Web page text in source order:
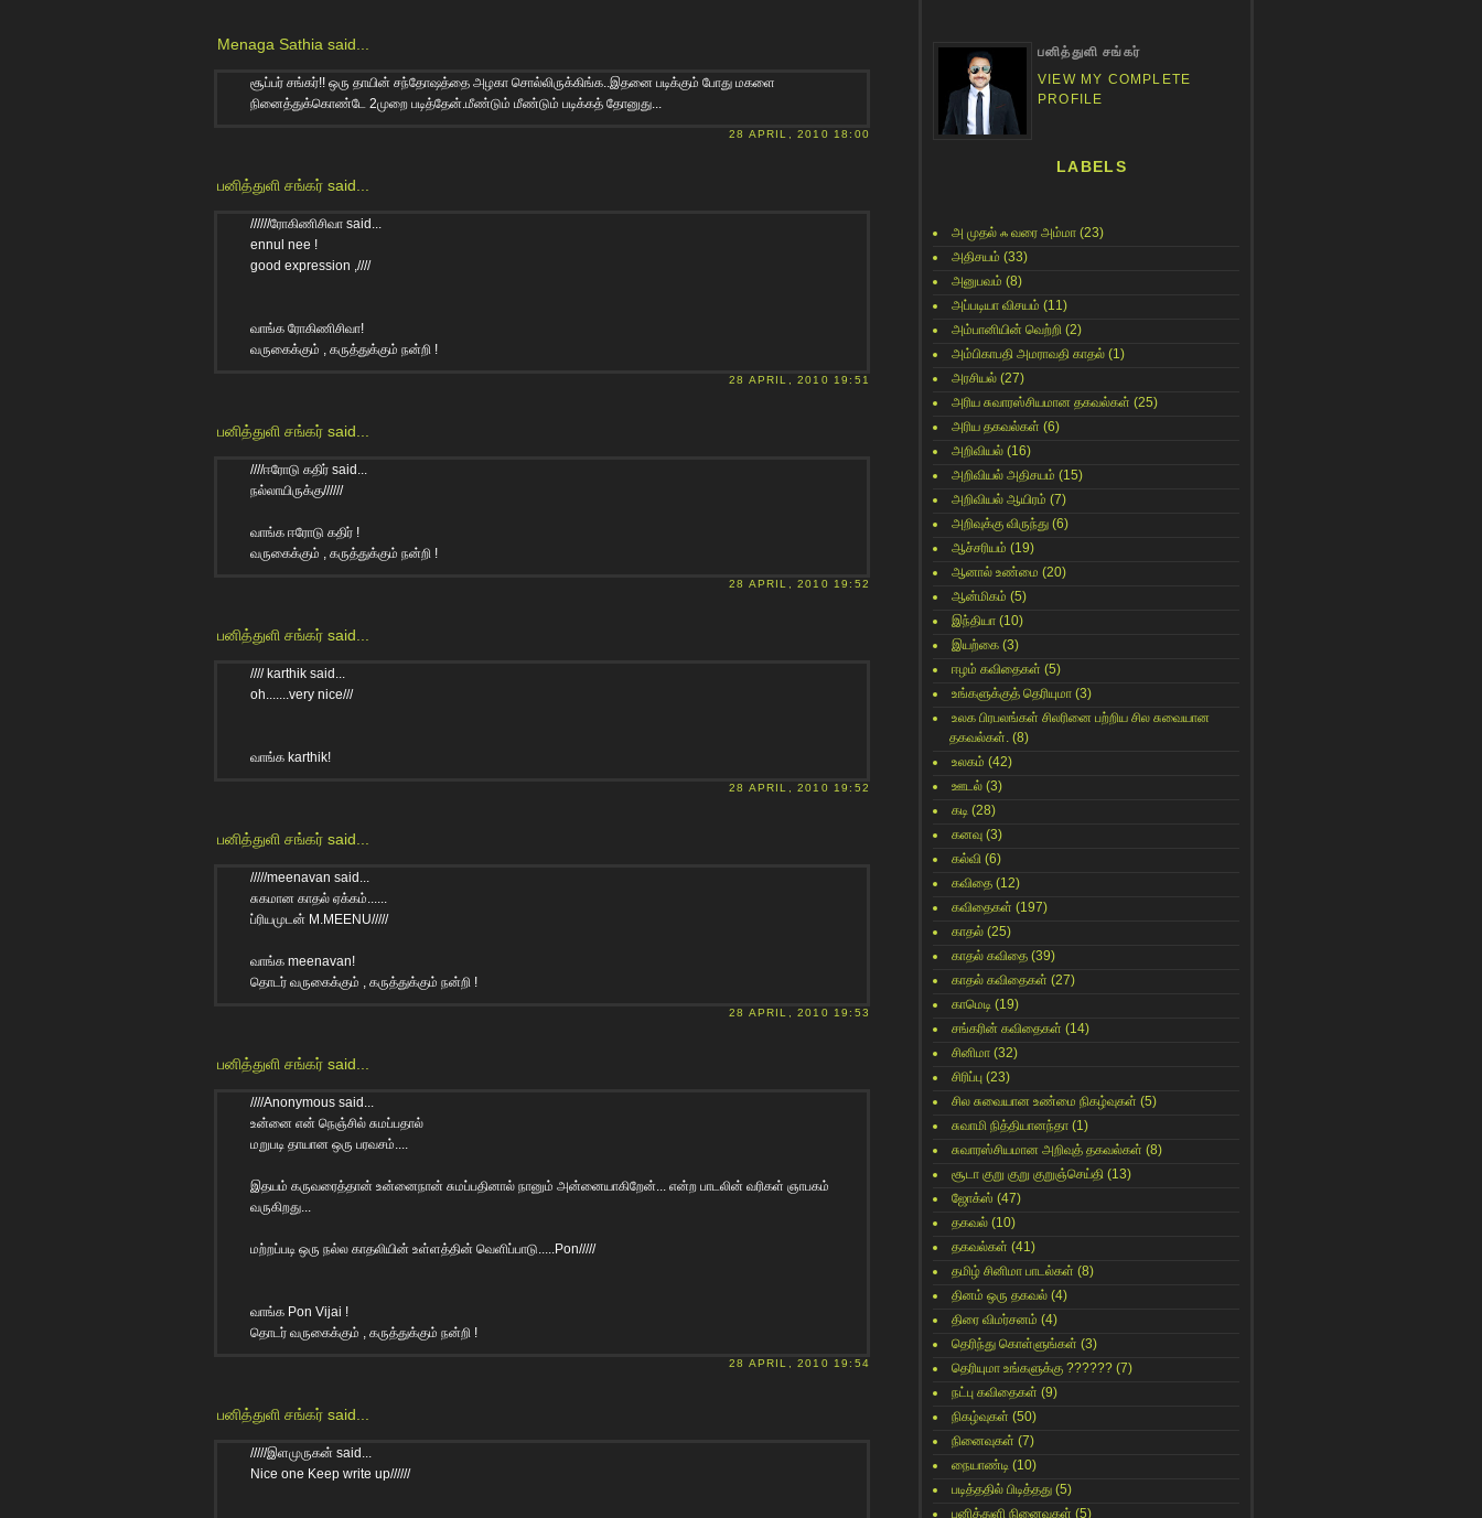
Menaga Sathia said...
சூப்பர் சங்கர்!! ஒரு தாயின் சந்தோஷத்தை அழகா சொல்லிருக்கிங்க..இதனை படிக்கும் போது மகளை
நினைத்துக்கொண்டே 2முறை படித்தேன்.மீண்டும் மீண்டும் படிக்கத் தோனுது...
28 APRIL, 2010 18:00
பனித்துளி சங்கர் said...
//////ரோகிணிசிவா said...
ennul nee !
good expression ,////
வாங்க ரோகிணிசிவா!
வருகைக்கும் , கருத்துக்கும் நன்றி !
28 APRIL, 2010 19:51
பனித்துளி சங்கர் said...
////ஈரோடு கதிர் said...
நல்லாயிருக்கு//////
வாங்க ஈரோடு கதிர் !
வருகைக்கும் , கருத்துக்கும் நன்றி !
28 APRIL, 2010 19:52
பனித்துளி சங்கர் said...
//// karthik said...
oh.......very nice///
வாங்க karthik!
28 APRIL, 2010 19:52
பனித்துளி சங்கர் said...
/////meenavan said...
சுகமான காதல் ஏக்கம்......
ப்ரியமுடன் M.MEENU/////
வாங்க meenavan!
தொடர் வருகைக்கும் , கருத்துக்கும் நன்றி !
28 APRIL, 2010 19:53
பனித்துளி சங்கர் said...
////Anonymous said...
உன்னை என் நெஞ்சில் சுமப்பதால்
மறுபடி தாயான ஒரு பரவசம்....
இத‌ய‌ம் கருவரைத்தான் உன்னைநான் சும‌ப்ப‌தினால் நானும் அன்னையாகிறேன்... என்ற‌ பாட‌லின் வ‌ரிக‌ள் ஞாப‌க‌ம்
வ‌ருகிற‌து...
மற்றப்படி ஒரு நல்ல காதலியின் உள்ளத்தின் வெளிப்பாடு.....Pon/////
வாங்க Pon Vijai !
தொடர் வருகைக்கும் , கருத்துக்கும் நன்றி !
28 APRIL, 2010 19:54
பனித்துளி சங்கர் said...
/////இளமுருகன் said...
Nice one Keep write up//////
பனித்துளி சங்கர்
VIEW MY COMPLETE
PROFILE
LABELS
அ முதல் ஃ வரை அம்மா (23)
அதிசயம் (33)
அனுபவம் (8)
அப்படியா விசயம் (11)
அம்பானியின் வெற்றி (2)
அம்பிகாபதி அமராவதி காதல் (1)
அரசியல் (27)
அரிய சுவாரஸ்சியமான தகவல்கள் (25)
அரிய தகவல்கள் (6)
அறிவியல் (16)
அறிவியல் அதிசயம் (15)
அறிவியல் ஆயிரம் (7)
அறிவுக்கு விருந்து (6)
ஆச்சரியம் (19)
ஆனால் உண்மை (20)
ஆன்மிகம் (5)
இந்தியா (10)
இயற்கை (3)
ஈழம் கவிதைகள் (5)
உங்களுக்குத் தெரியுமா (3)
உலக பிரபலங்கள் சிலரினை பற்றிய சில சுவையான
தகவல்கள். (8)
உலகம் (42)
ஊடல் (3)
கடி (28)
கனவு (3)
கல்வி (6)
கவிதை (12)
கவிதைகள் (197)
காதல் (25)
காதல் கவிதை (39)
காதல் கவிதைகள் (27)
காமெடி (19)
சங்கரின் கவிதைகள் (14)
சினிமா (32)
சிரிப்பு (23)
சில சுவையான உண்மை நிகழ்வுகள் (5)
சுவாமி நித்தியானந்தா (1)
சுவாரஸ்சியமான அறிவுத் தகவல்கள் (8)
சூடா குறு குறு குறுஞ்செய்தி (13)
ஜோக்ஸ் (47)
தகவல் (10)
தகவல்கள் (41)
தமிழ் சினிமா பாடல்கள் (8)
தினம் ஒரு தகவல் (4)
திரை விமர்சனம் (4)
தெரிந்து கொள்ளுங்கள் (3)
தெரியுமா உங்களுக்கு ?????? (7)
நட்பு கவிதைகள் (9)
நிகழ்வுகள் (50)
நினைவுகள் (7)
நையாண்டி (10)
படித்ததில் பிடித்தது (5)
பனித்துளி நினைவுகள் (5)